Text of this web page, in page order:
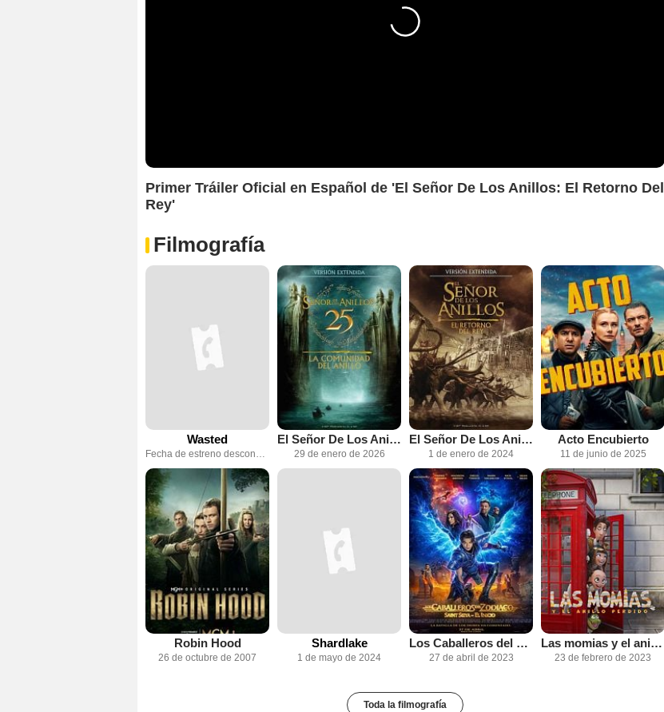
Primer Tráiler Oficial en Español de 'El Señor De Los Anillos: El Retorno Del
Rey'
Filmografía
Wasted
Fecha de estreno desconocida
El Señor De Los Anillos: La Comunidad Del Anillo (Versión Extendida) 2026
29 de enero de 2026
El Señor De Los Anillos: El Retorno Del Rey (Versión Extendida) 2026
1 de enero de 2024
Acto Encubierto
11 de junio de 2025
Robin Hood
26 de octubre de 2007
Shardlake
1 de mayo de 2024
Los Caballeros del Zodíaco: Saint Seiya - El inicio
27 de abril de 2023
Las momias y el anillo perdido
23 de febrero de 2023
Toda la filmografía